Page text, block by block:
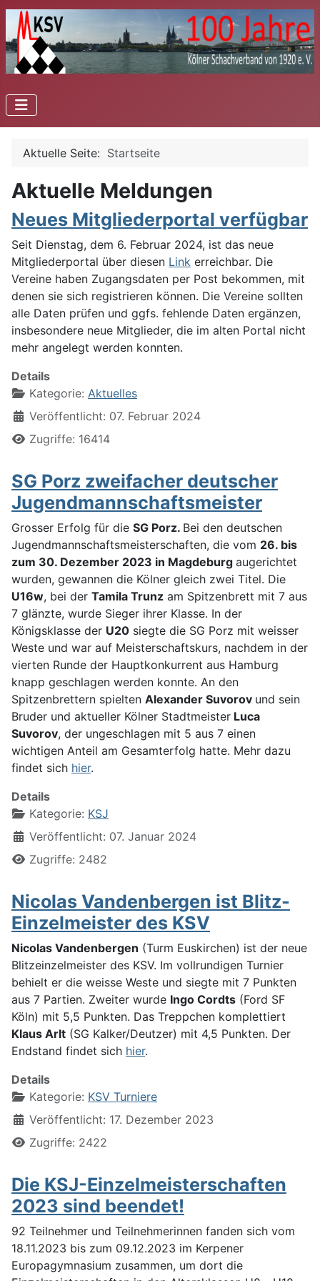
Aktuelle Seite: Startseite
Aktuelle Meldungen
Neues Mitgliederportal verfügbar
Seit Dienstag, dem 6. Februar 2024, ist das neue
Mitgliederportal über diesen Link erreichbar. Die
Vereine haben Zugangsdaten per Post bekommen, mit
denen sie sich registrieren können. Die Vereine sollten
alle Daten prüfen und ggfs. fehlende Daten ergänzen,
insbesondere neue Mitglieder, die im alten Portal nicht
mehr angelegt werden konnten.
Details
Kategorie: Aktuelles
Veröffentlicht: 07. Februar 2024
Zugriffe: 16414
SG Porz zweifacher deutscher
Jugendmannschaftsmeister
Grosser Erfolg für die SG Porz. Bei den deutschen
Jugendmannschaftsmeisterschaften, die vom 26. bis
zum 30. Dezember 2023 in Magdeburg augerichtet
wurden, gewannen die Kölner gleich zwei Titel. Die
U16w, bei der Tamila Trunz am Spitzenbrett mit 7 aus
7 glänzte, wurde Sieger ihrer Klasse. In der
Königsklasse der U20 siegte die SG Porz mit weisser
Weste und war auf Meisterschaftskurs, nachdem in der
vierten Runde der Hauptkonkurrent aus Hamburg
knapp geschlagen werden konnte. An den
Spitzenbrettern spielten Alexander Suvorov und sein
Bruder und aktueller Kölner Stadtmeister Luca
Suvorov, der ungeschlagen mit 5 aus 7 einen
wichtigen Anteil am Gesamterfolg hatte. Mehr dazu
findet sich hier.
Details
Kategorie: KSJ
Veröffentlicht: 07. Januar 2024
Zugriffe: 2482
Nicolas Vandenbergen ist Blitz-
Einzelmeister des KSV
Nicolas Vandenbergen (Turm Euskirchen) ist der neue
Blitzeinzelmeister des KSV. Im vollrundigen Turnier
behielt er die weisse Weste und siegte mit 7 Punkten
aus 7 Partien. Zweiter wurde Ingo Cordts (Ford SF
Köln) mit 5,5 Punkten. Das Treppchen komplettiert
Klaus Arlt (SG Kalker/Deutzer) mit 4,5 Punkten. Der
Endstand findet sich hier.
Details
Kategorie: KSV Turniere
Veröffentlicht: 17. Dezember 2023
Zugriffe: 2422
Die KSJ-Einzelmeisterschaften
2023 sind beendet!
92 Teilnehmer und Teilnehmerinnen fanden sich vom
18.11.2023 bis zum 09.12.2023 im Kerpener
Europagymnasium zusammen, um dort die